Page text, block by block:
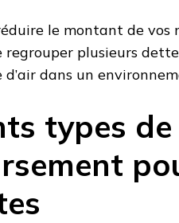
réduire le montant de
regrouper plusieurs
d’air dans un
types de